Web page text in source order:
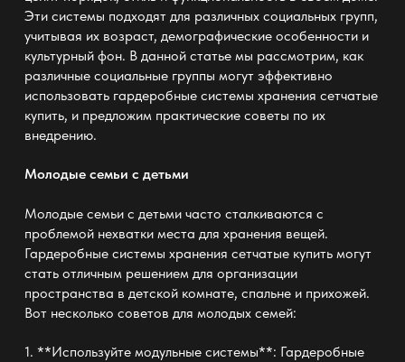
Эти системы подходят для различных социальных групп,
учитывая их возраст, демографические особенности и
культурный фон. В данной статье мы рассмотрим, как
различные социальные группы могут эффективно
использовать гардеробные системы хранения сетчатые
купить, и предложим практические советы по их
внедрению.
Молодые семьи с детьми
Молодые семьи с детьми часто сталкиваются с
проблемой нехватки места для хранения вещей.
Гардеробные системы хранения сетчатые купить могут
стать отличным решением для организации
пространства в детской комнате, спальне и прихожей.
Вот несколько советов для молодых семей:
1. **Используйте модульные системы**: Гардеробные